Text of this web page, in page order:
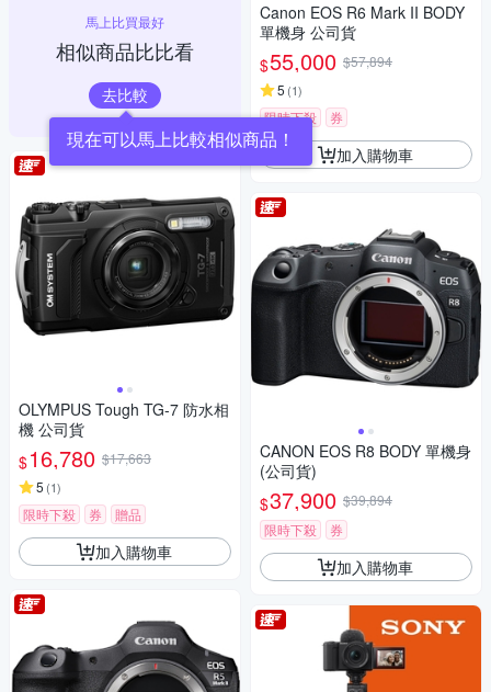
馬上比買最好
相似商品比比看
去比較
現在可以馬上比較相似商品！
OLYMPUS Tough TG-7 防水相
機 公司貨
$16,780 $17,663
5 (1)
限時下殺 券 贈品
加入購物車
Canon EOS R6 Mark II BODY
單機身 公司貨
$55,000 $57,894
5 (1)
限時下殺 券
加入購物車
CANON EOS R8 BODY 單機身
(公司貨)
$37,900 $39,894
限時下殺
券
加入購物車